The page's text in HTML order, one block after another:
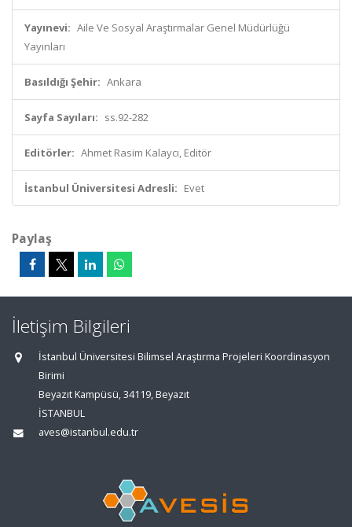
Yayınevi: Aile Ve Sosyal Araştırmalar Genel Müdürlüğü
Yayınları
Basıldığı Şehir: Ankara
Sayfa Sayıları: ss.92-282
Editörler: Ahmet Rasim Kalaycı, Editör
İstanbul Üniversitesi Adresli: Evet
Paylaş
İletişim Bilgileri
İstanbul Üniversitesi Bilimsel Araştırma Projeleri Koordinasyon
Birimi
Beyazıt Kampüsü, 34119, Beyazıt
İSTANBUL
aves@istanbul.edu.tr